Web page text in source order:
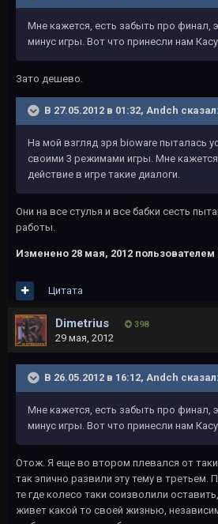
Мне кажется, есть забыть про финал,
минус игры. Вот что принесли нам
Зато дешево.
В 27.05.2012 в 01:32, Andch сказал:
На мой взгляд зря bioware пыталась
своими 3 режимами игры. Мне
действие в игре такие диалоги.
Они на все стулья и все бабки сесть
работы.
Изменено 28 мая, 2012 пользователем
Цитата
Dimetrius 398
29 мая, 2012
В 26.05.2012 в 16:12, Andch сказал:
Мне кажется, есть забыть про финал,
минус игры. Вот что принесли нам
Отож. Я еще во втором плевался от
так эпично развили эту тему в третьем.
те где колесо таки соизволили
живет какой то своей жизнью,